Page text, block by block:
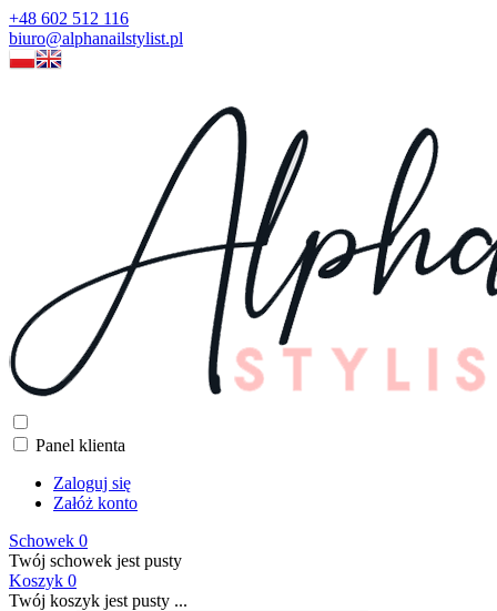
+48 602 512 116
biuro@alphanailstylist.pl
Panel klienta
Zaloguj się
Załóż konto
Schowek 0
Twój schowek jest pusty
Koszyk 0
Twój koszyk jest pusty ...